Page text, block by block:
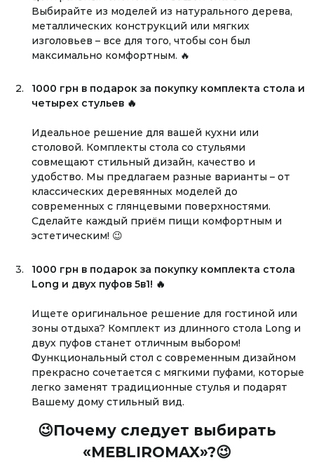
Выбирайте из моделей из натурального дерева,
металлических конструкций или мягких
изголовьев – все для того, чтобы сон был
максимально комфортным. 🔥
1000 грн в подарок за покупку комплекта стола и
четырех стульев 🔥
Идеальное решение для вашей кухни или
столовой. Комплекты стола со стульями
совмещают стильный дизайн, качество и
удобство. Мы предлагаем разные варианты – от
классических деревянных моделей до
современных с глянцевыми поверхностями.
Сделайте каждый приём пищи комфортным и
эстетическим! 😉
1000 грн в подарок за покупку комплекта стола
Long и двух пуфов 5в1! 🔥
Ищете оригинальное решение для гостиной или
зоны отдыха? Комплект из длинного стола Long и
двух пуфов станет отличным выбором!
Функциональный стол с современным дизайном
прекрасно сочетается с мягкими пуфами, которые
легко заменят традиционные стулья и подарят
Вашему дому стильный вид.
😉Почему следует выбирать
«MEBLIROMAX»?😉